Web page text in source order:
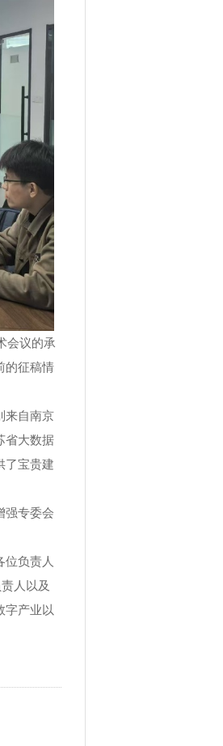
会议的承
的征稿情
来自南京
省大数据
了宝贵建
强专委会
负责人
人以及
字产业以